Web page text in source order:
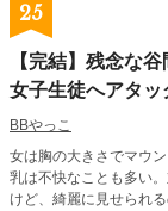
25
【完結】残念な
女子生徒へアタッ
BBやっこ
女は胸の大きさでマウ
乳は不快なことも多い
けど、綺麗に見せられ